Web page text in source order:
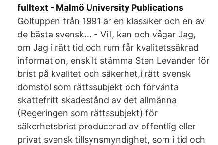
fulltext - Malmö University Publications
Goltuppen från 1991 är en klassiker och en av
de bästa svensk… - Vill, kan och vågar Jag,
om Jag i rätt tid och rum får kvalitetssäkrad
information, enskilt stämma Sten Levander för
brist på kvalitet och säkerhet,i rätt svensk
domstol som rättssubjekt och förvänta
skattefritt skadestånd av det allmänna
(Regeringen som rättssubjekt) för
säkerhetsbrist producerad av offentlig eller
privat svensk tillsynsmyndighet, som i tid och